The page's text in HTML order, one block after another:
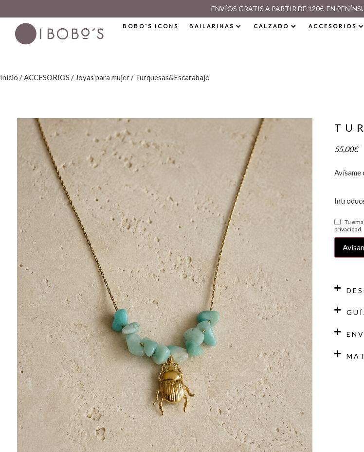
ENVÍOS GRATIS A PARTIR DE 120€ EN
BOBO´S ICONS BAILARINAS CALZADO ACCESORIOS
Inicio /ACCESORIOS / Joyas para mujer/ Turquesas&Escarabajo
55,00€
Avísame
Tu
privacidad.